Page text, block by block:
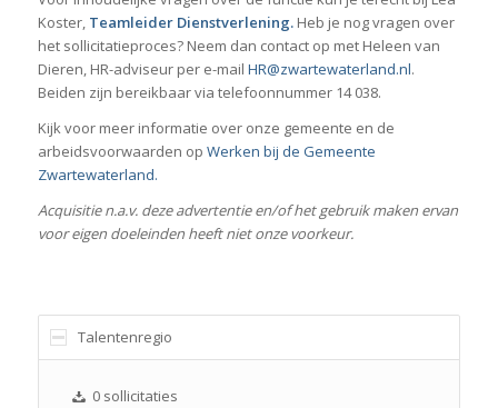
Koster, Teamleider Dienstverlening.Heb je nog vragen over
het sollicitatieproces? Neem dan contact op met Heleen van
Dieren, HR-adviseur per e-mail HR@zwartewaterland.nl.
Beiden zijn bereikbaar via telefoonnummer 14 038.
Kijk voor meer informatie over onze gemeente en de
arbeidsvoorwaarden op Werken bij de Gemeente
Zwartewaterland.
Acquisitie n.a.v. deze advertentie en/of het gebruik maken ervan
voor eigen doeleinden heeft niet onze voorkeur.
Talentenregio
0 sollicitaties